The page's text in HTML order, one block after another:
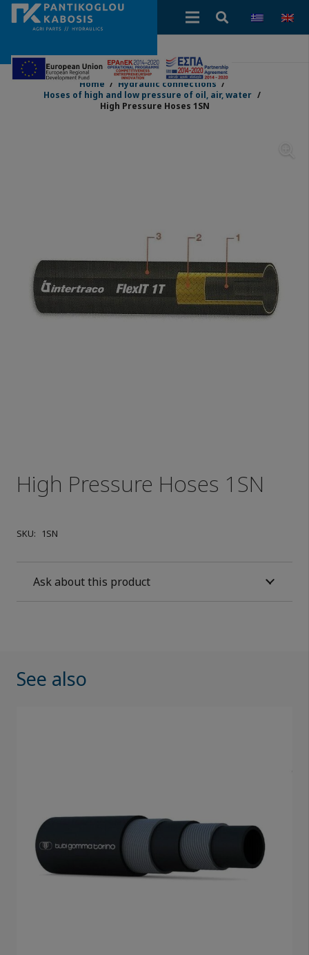
Home / Hydraulic connections /
Hoses of high and low pressure of oil, air, water /
High Pressure Hoses 1SN
High Pressure Hoses 1SN
SKU: 1SN
Ask about this product
See also